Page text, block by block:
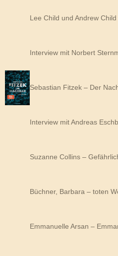
Lee Child und Andrew
Interview mit Norbert
Sebastian Fitzek – Der
Interview mit Andreas
Suzanne Collins –
Büchner, Barbara – toten
Emmanuelle Arsan –